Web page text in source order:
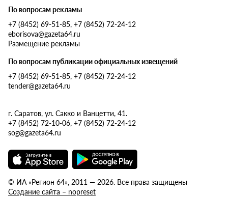
По вопросам рекламы
+7 (8452) 69-51-85, +7 (8452) 72-24-12
eborisova@gazeta64.ru
Размещение рекламы
По вопросам публикации официальных извещений
+7 (8452) 69-51-85, +7 (8452) 72-24-12
tender@gazeta64.ru
г. Саратов, ул. Сакко и Ванцетти, 41.
+7 (8452) 72-10-06, +7 (8452) 72-24-12
sog@gazeta64.ru
© ИА «Регион 64», 2011 — 2026. Все права защищены
Создание сайта – nopreset